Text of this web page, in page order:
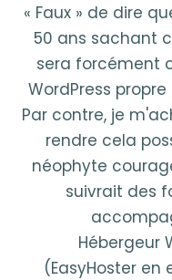
« Faux » de dire
50 ans sachant
sera forcément
WordPress
Par contre, je
rendre cela
néophyte
suivrait des
Hébergeur
(EasyHoster en